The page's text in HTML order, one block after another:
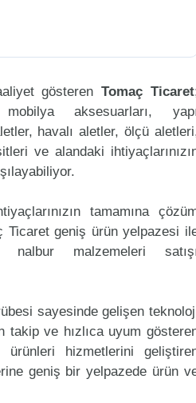
gösterenTomaç Ticaret
aksesuarları,
havalı aletler, ölçü
ve alandaki
tamamına
Ticaret geniş ürün yelpazesi
nalbur malzemeleri
sayesinde gelişen
takip ve hızlıca uyum
hizmetlerini
geniş bir yelpazede ürün